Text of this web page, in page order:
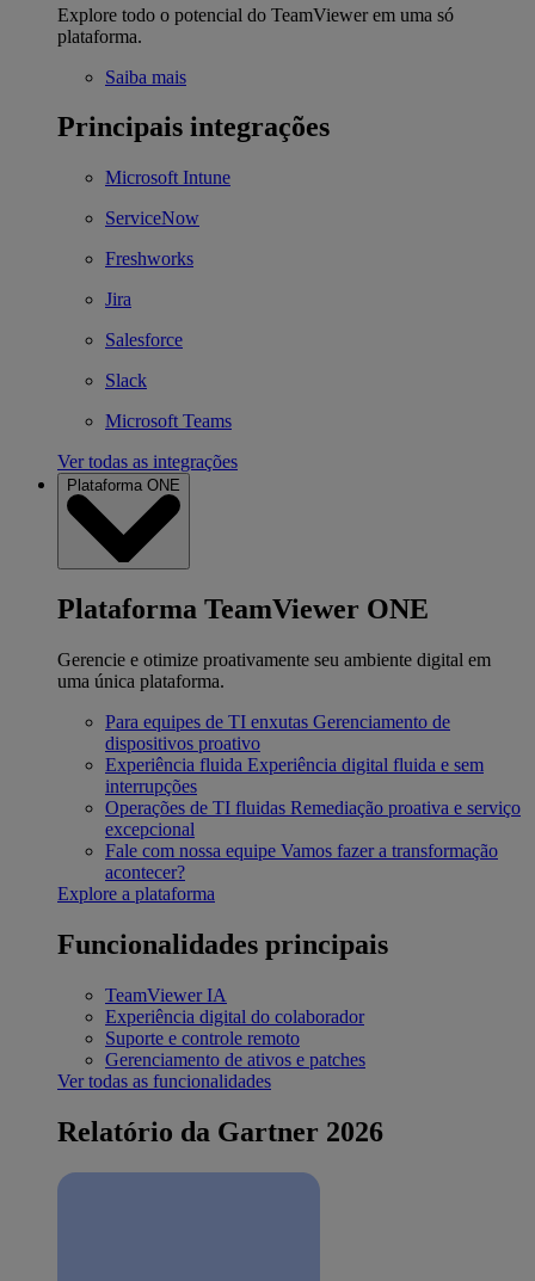
Explore todo o potencial do TeamViewer em uma só
plataforma.
Saiba mais
Principais integrações
Microsoft Intune
ServiceNow
Freshworks
Jira
Salesforce
Slack
Microsoft Teams
Ver todas as integrações
Plataforma ONE
Plataforma TeamViewer ONE
Gerencie e otimize proativamente seu ambiente digital em
uma única plataforma.
Para equipes de TI enxutas Gerenciamento de
dispositivos proativo
Experiência fluida Experiência digital fluida e sem
interrupções
Operações de TI fluidas Remediação proativa e serviço
excepcional
Fale com nossa equipe Vamos fazer a transformação
acontecer?
Explore a plataforma
Funcionalidades principais
TeamViewer IA
Experiência digital do colaborador
Suporte e controle remoto
Gerenciamento de ativos e patches
Ver todas as funcionalidades
Relatório da Gartner 2026